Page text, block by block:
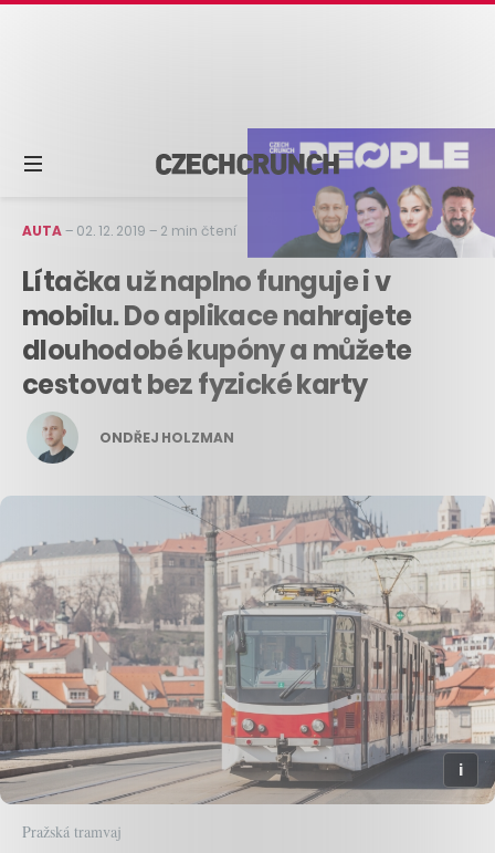
AUTA– 02. 12. 2019 – 2 min čtení
Lítačka už naplno funguje i v
mobilu. Do aplikace nahrajete
dlouhodobé kupóny a můžete
cestovat bez fyzické karty
ONDŘEJ HOLZMAN
Pražská tramvaj